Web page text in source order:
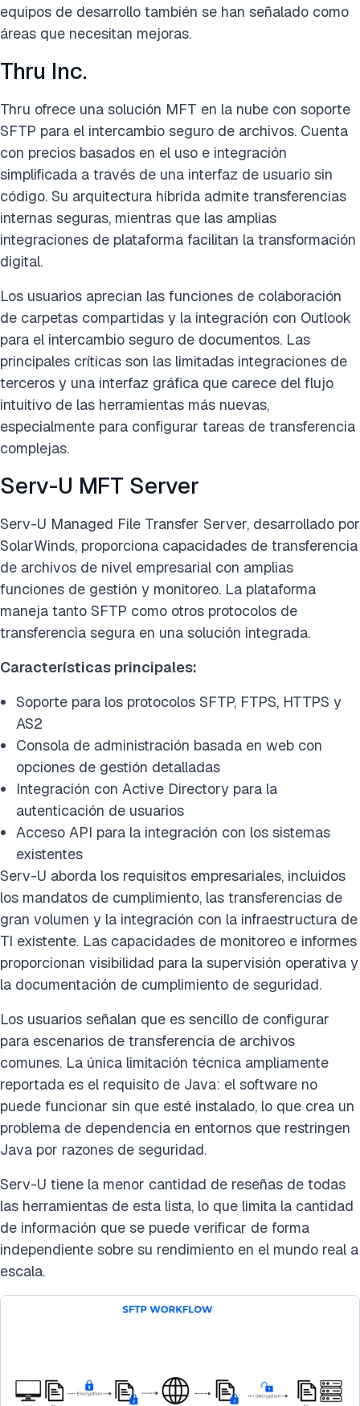
equipos de desarrollo también se han señalado como
áreas que necesitan mejoras.
Thru Inc.
Thru ofrece una solución MFT en la nube con soporte
SFTP para el intercambio seguro de archivos. Cuenta
con precios basados en el uso e integración
simplificada a través de una interfaz de usuario sin
código. Su arquitectura híbrida admite transferencias
internas seguras, mientras que las amplias
integraciones de plataforma facilitan la transformación
digital.
Los usuarios aprecian las funciones de colaboración
de carpetas compartidas y la integración con Outlook
para el intercambio seguro de documentos. Las
principales críticas son las limitadas integraciones de
terceros y una interfaz gráfica que carece del flujo
intuitivo de las herramientas más nuevas,
especialmente para configurar tareas de transferencia
complejas.
Serv-U MFT Server
Serv-U Managed File Transfer Server, desarrollado por
SolarWinds, proporciona capacidades de transferencia
de archivos de nivel empresarial con amplias
funciones de gestión y monitoreo. La plataforma
maneja tanto SFTP como otros protocolos de
transferencia segura en una solución integrada.
Características principales:
Soporte para los protocolos SFTP, FTPS, HTTPS y
AS2
Consola de administración basada en web con
opciones de gestión detalladas
Integración con Active Directory para la
autenticación de usuarios
Acceso API para la integración con los sistemas
existentes
Serv-U aborda los requisitos empresariales, incluidos
los mandatos de cumplimiento, las transferencias de
gran volumen y la integración con la infraestructura de
TI existente. Las capacidades de monitoreo e informes
proporcionan visibilidad para la supervisión operativa y
la documentación de cumplimiento de seguridad.
Los usuarios señalan que es sencillo de configurar
para escenarios de transferencia de archivos
comunes. La única limitación técnica ampliamente
reportada es el requisito de Java: el software no
puede funcionar sin que esté instalado, lo que crea un
problema de dependencia en entornos que restringen
Java por razones de seguridad.
Serv-U tiene la menor cantidad de reseñas de todas
las herramientas de esta lista, lo que limita la cantidad
de información que se puede verificar de forma
independiente sobre su rendimiento en el mundo real a
escala.